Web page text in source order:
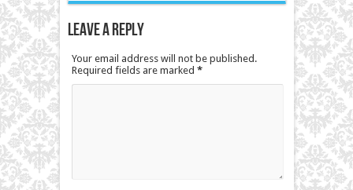
Leave a Reply
Your email address will not be published.
Required fields are marked *